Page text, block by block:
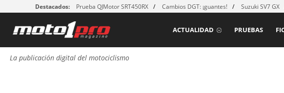
Destacados: Prueba QJMotor SRT450RX Cambios DGT: ¡guantes! Suzuki SV7 GX
PRUEBAS
ACTUALIDAD
La publicación digital del motociclismo